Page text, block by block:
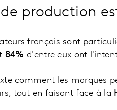
production
français sont
84% d'entre eux ont
comment les marques
tout en faisant face à la